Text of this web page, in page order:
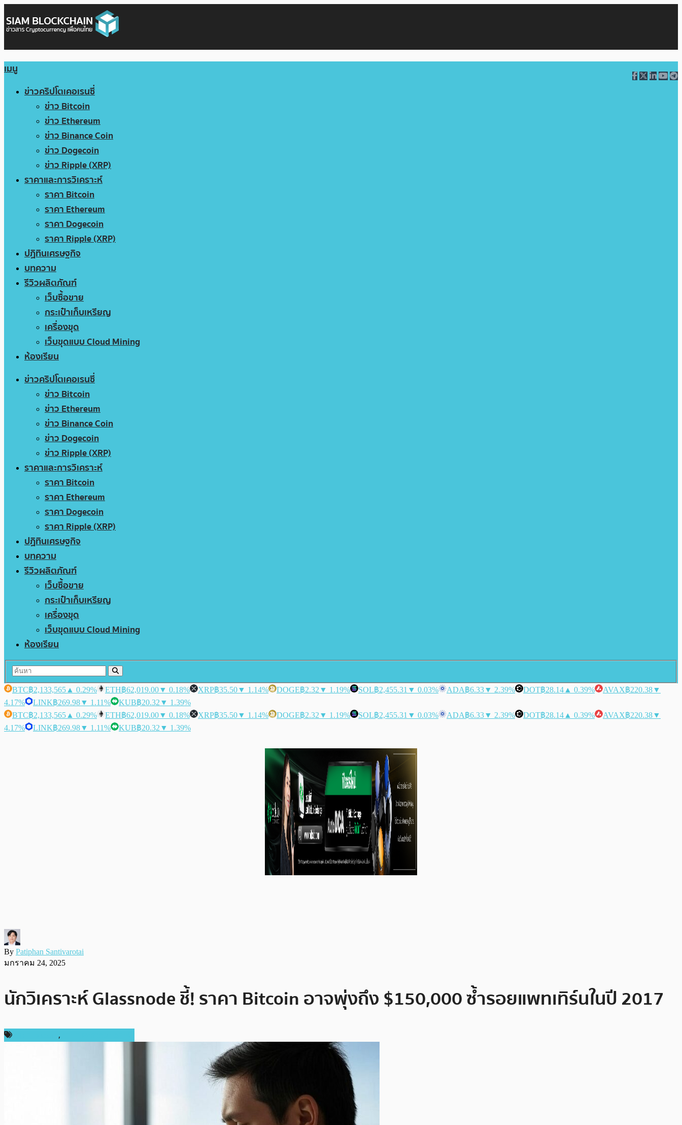
เมนู
ข่าวคริปโตเคอเรนซี่
ข่าว Bitcoin
ข่าว Ethereum
ข่าว Binance Coin
ข่าว Dogecoin
ข่าว Ripple (XRP)
ราคาและการวิเคราะห์
ราคา Bitcoin
ราคา Ethereum
ราคา Dogecoin
ราคา Ripple (XRP)
ปฏิทินเศรษฐกิจ
บทความ
รีวิวผลิตภัณฑ์
เว็บซื้อขาย
กระเป๋าเก็บเหรียญ
เครื่องขุด
เว็บขุดแบบ Cloud Mining
ห้องเรียน
ข่าวคริปโตเคอเรนซี่
ข่าว Bitcoin
ข่าว Ethereum
ข่าว Binance Coin
ข่าว Dogecoin
ข่าว Ripple (XRP)
ราคาและการวิเคราะห์
ราคา Bitcoin
ราคา Ethereum
ราคา Dogecoin
ราคา Ripple (XRP)
ปฏิทินเศรษฐกิจ
บทความ
รีวิวผลิตภัณฑ์
เว็บซื้อขาย
กระเป๋าเก็บเหรียญ
เครื่องขุด
เว็บขุดแบบ Cloud Mining
ห้องเรียน
BTC฿2,133,565 ▲ 0.29% ETH฿62,019.00▼ 0.18% XRP฿35.50▼ 1.14% DOGE฿2.32 ▼ 1.19% SOL฿2,455.31 ▼ 0.03% ADA฿6.33▼ 2.39% DOT฿28.14 ▲ 0.39% AVAX฿220.38▼
4.17%
LINK฿269.98▼ 1.11% KUB฿20.32 ▼ 1.39%
BTC฿2,133,565 ▲ 0.29% ETH฿62,019.00▼ 0.18% XRP฿35.50▼ 1.14% DOGE฿2.32 ▼ 1.19% SOL฿2,455.31 ▼ 0.03% ADA฿6.33▼ 2.39% DOT฿28.14 ▲ 0.39% AVAX฿220.38▼
4.17%
LINK฿269.98▼ 1.11% KUB฿20.32 ▼ 1.39%
By Patiphan Santivarotai
มกราคม 24, 2025
นักวิเคราะห์ Glassnode ชี้! ราคา Bitcoin อาจพุ่งถึง $150,000 ซ้ำรอยแพทเทิร์นในปี 2017
,